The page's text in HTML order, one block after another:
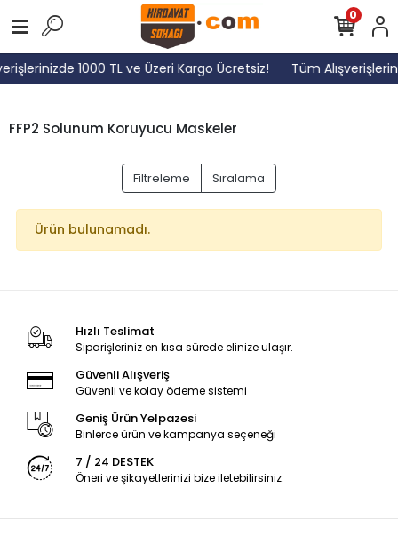
1000 TL ve Üzeri Kargo Ücretsiz! Tüm
0
FFP2 Solunum Koruyucu Maskeler
Filtreleme Sıralama
Ürün bulunamadı.
Hızlı Teslimat
Siparişleriniz en kısa sürede elinize ulaşır.
Güvenli Alışveriş
Güvenli ve kolay ödeme sistemi
Geniş Ürün Yelpazesi
Binlerce ürün ve kampanya seçeneği
7 / 24 DESTEK
Öneri ve şikayetlerinizi bize iletebilirsiniz.